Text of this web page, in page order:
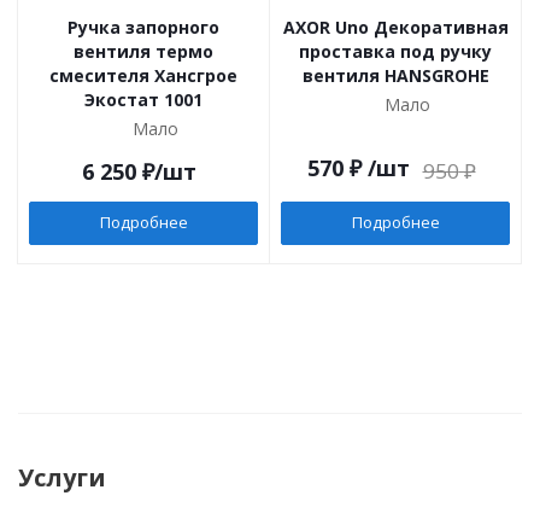
Ручка запорного
вентиля термо
смесителя Хансгрое
Экостат 1001
Мало
6 250 ₽/шт
Подробнее
AXOR Uno Декоративная
проставка под ручку
вентиля HANSGROHE
Мало
570₽ /шт 950₽
Подробнее
Услуги